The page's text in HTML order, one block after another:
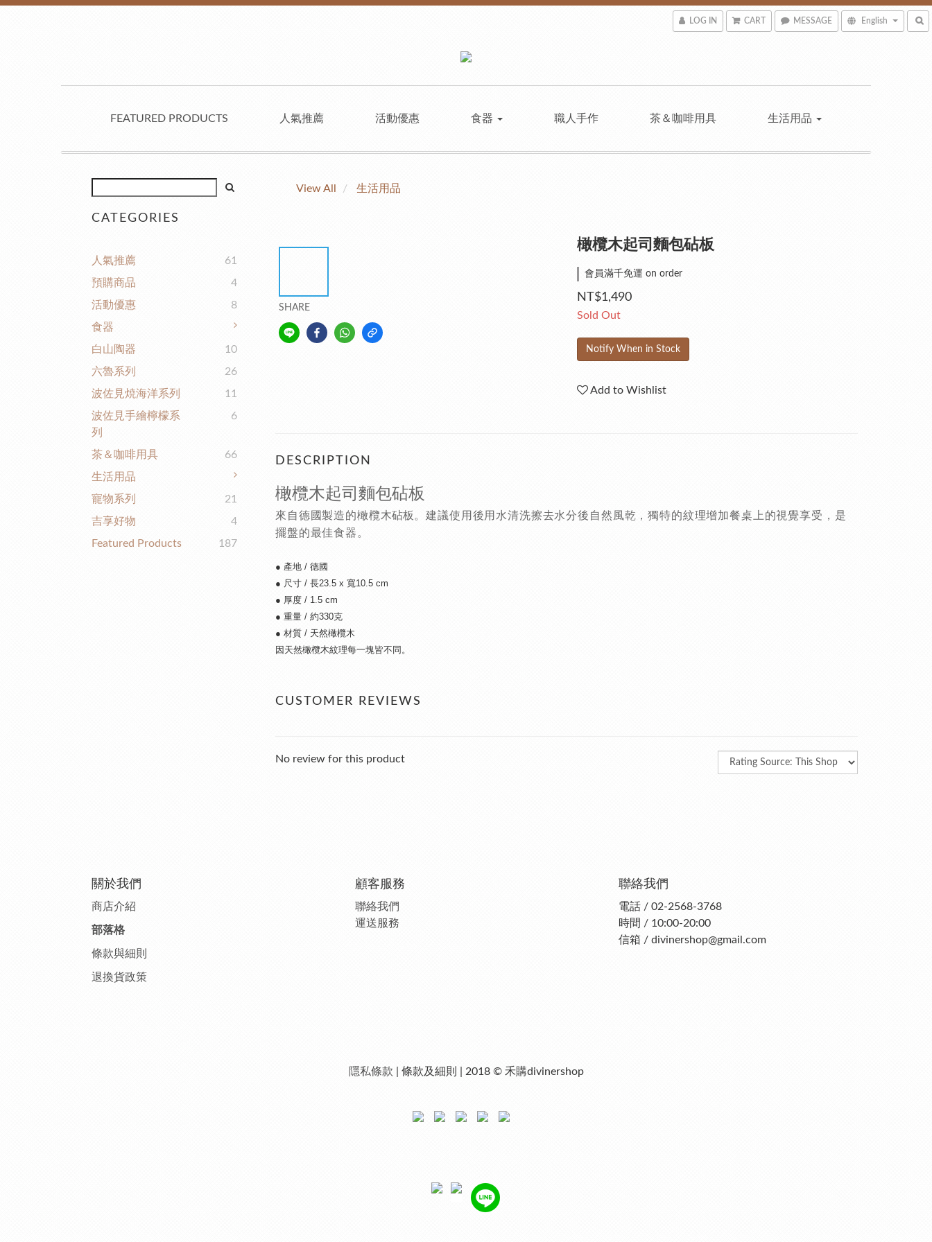
LOG IN CART MESSAGE English
FEATURED PRODUCTS 人氣推薦 活動優惠 食器 職人手作 茶＆咖啡用具 生活用品
CATEGORIES
人氣推薦
61
預購商品
4
活動優惠
8
食器
白山陶器
10
六魯系列
26
波佐見焼海洋系列
11
波佐見手繪檸檬系
列
6
茶＆咖啡用具
66
生活用品
寵物系列
21
吉享好物
4
Featured Products
187
View All 生活用品
SHARE
橄欖木起司麵包砧板
會員滿千免運 on order
NT$1,490
Sold Out
Notify When in Stock
Add to Wishlist
DESCRIPTION
橄欖木起司麵包砧板
來自德國製造的橄欖木砧板。建議使用後用水清洗擦去水分後自然風乾，獨特的紋理增加餐桌上的視覺享受，是
擺盤的最佳食器。
● 產地 / 德國
● 尺寸 / 長23.5 x 寬10.5 cm
● 厚度 / 1.5 cm
● 重量 / 約330克
● 材質 / 天然橄欖木
因天然橄欖木紋理每一塊皆不同。
CUSTOMER REVIEWS
No review for this product
關於我們
商店介紹
部落格
條款與細則
退換貨政策
顧客服務
聯絡我們
運送服務
聯絡我們
電話 / 02-2568-3768
時間 / 10:00-20:00
信箱 / divinershop@gmail.com
隱私條款 | 條款及細則 | 2018 © 禾購divinershop